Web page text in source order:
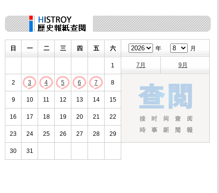
日 一 二 三 四 五 六
1
2 3 4 5 6 7 8
9 10 11 12 13 14 15
16 17 18 19 20 21 22
23 24 25 26 27 28 29
30 31
年 月
7月 9月